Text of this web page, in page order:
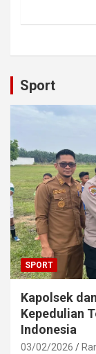
Sport
SPORT
Kapolsek
Kepedulian
Indonesia
03/02/2026